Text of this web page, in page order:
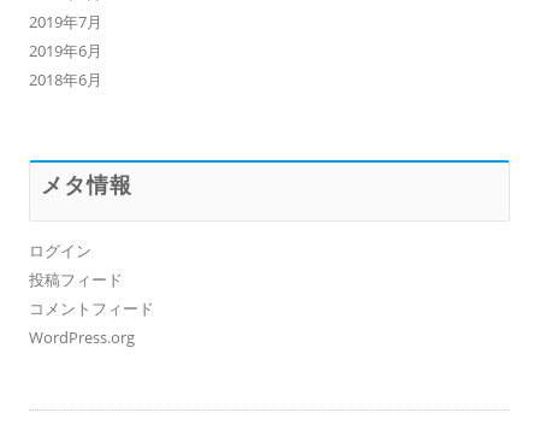
2019年7月
2019年6月
2018年6月
メタ情報
ログイン
投稿フィード
コメントフィード
WordPress.org